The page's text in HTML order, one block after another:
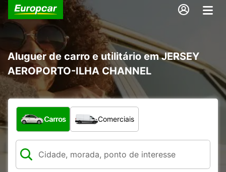
Aluguer de carro e utilitário em JERSEY
AEROPORTO-ILHA CHANNEL
Que tipo de veículo pretende?
Carros Comerciais